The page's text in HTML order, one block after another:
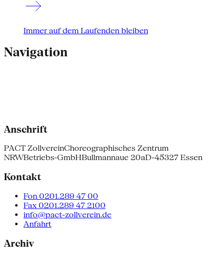
Immer auf dem Laufenden bleiben
Navigation
Anschrift
PACT ZollvereinChoreographisches Zentrum
NRWBetriebs-GmbHBullmannaue 20aD-45327 Essen
Kontakt
Fon 0201.289 47 00
Fax 0201.289 47 2100
info@pact-zollverein.de
Anfahrt
Archiv